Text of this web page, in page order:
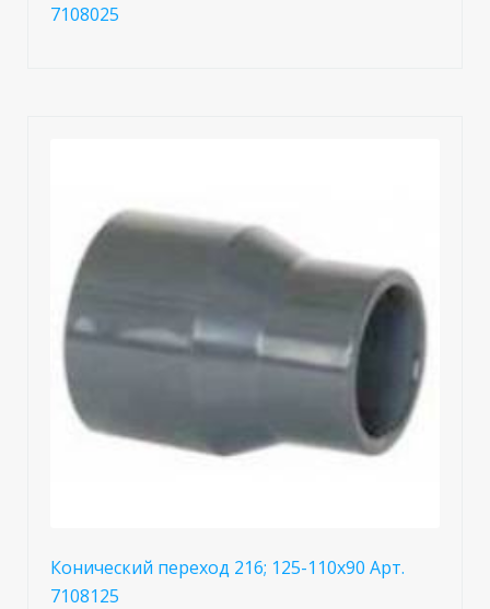
7108025
Конический переход 216; 125-110x90 Арт.
7108125